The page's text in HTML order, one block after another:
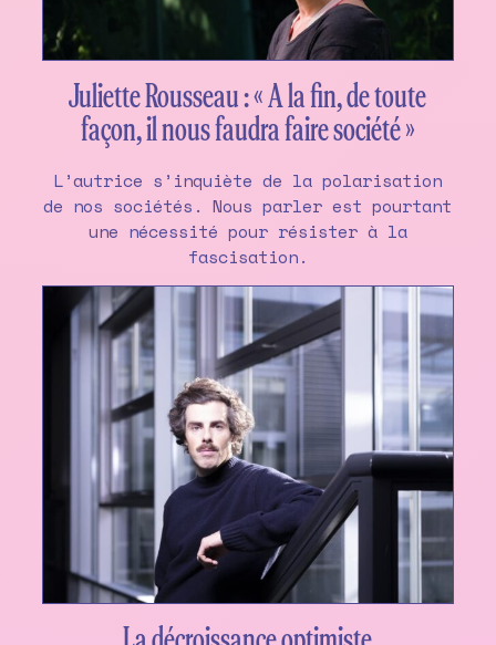
Juliette Rousseau : « A la fin, de toute
façon, il nous faudra faire société »
L’autrice s’inquiète de la polarisation
de nos sociétés. Nous parler est pourtant
une nécessité pour résister à la
fascisation.